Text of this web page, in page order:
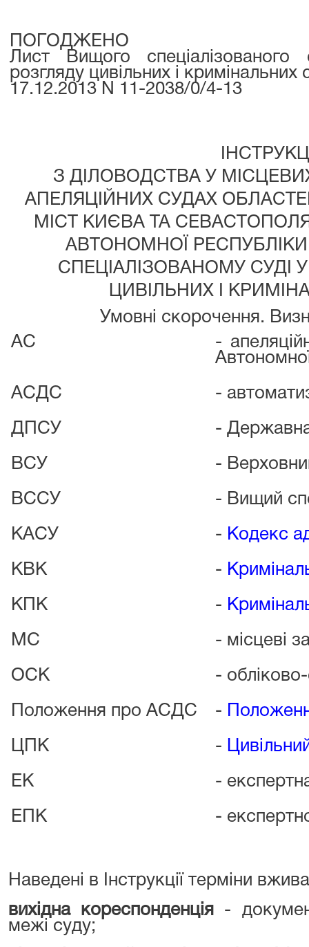
ПОГОДЖЕНО
Лист Вищого
розгляду цивільних і кримінальних
17.12.2013 N 11-2038/0/4-13
З ДІЛОВОДСТВА У
АПЕЛЯЦІЙНИХ СУДАХ
МІСТ КИЄВА ТА
АВТОНОМНОЇ
СПЕЦІАЛІЗОВАНОМУ СУДІ
ЦИВІЛЬНИХ І
Умовні скорочення.
АС
-
АСДС -
ДПСУ - Державна
ВСУ -
ВССУ - Вищий
КАСУ - Кодекс
КВК -
КПК -
МС - місцеві
ОСК -
Положення про АСДС -
ЦПК -
ЕК -
ЕПК -
Наведені в Інструкції терміни
вихідна кореспонденція -
межі суду;